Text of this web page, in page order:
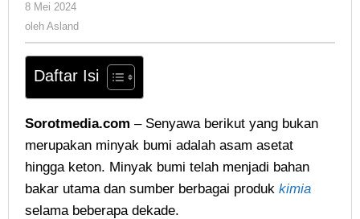
8 Mei 2024
oleh Asland
Daftar Isi
Sorotmedia.com – Senyawa berikut yang bukan
merupakan minyak bumi adalah asam asetat
hingga keton. Minyak bumi telah menjadi bahan
bakar utama dan sumber berbagai produk kimia
selama beberapa dekade.